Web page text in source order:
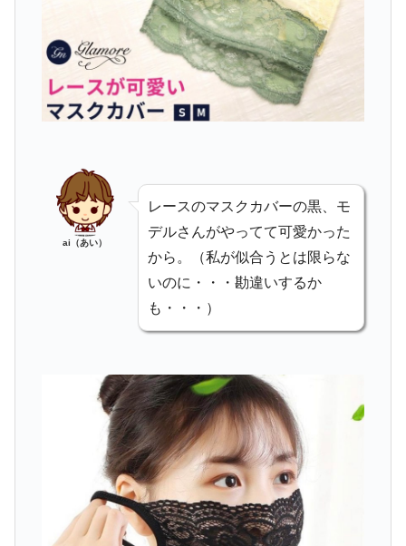
ai（あい）
レースのマスクカバーの黒、モ
デルさんがやってて可愛かった
から。（私が似合うとは限らな
いのに・・・勘違いするか
も・・・）